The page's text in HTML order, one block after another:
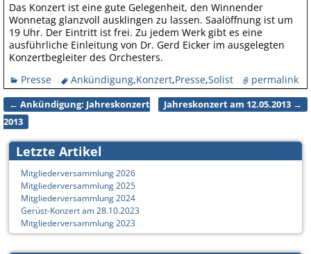
Das Konzert ist eine gute Gelegenheit, den Winnender
Wonnetag glanzvoll ausklingen zu lassen. Saalöffnung ist um
19 Uhr. Der Eintritt ist frei. Zu jedem Werk gibt es eine
ausführliche Einleitung von Dr. Gerd Eicker im ausgelegten
Konzertbegleiter des Orchesters.
Presse
Ankündigung,Konzert,Presse,Solist permalink
Artikelnavigation
← Ankündigung: Jahreskonzert
2013
Jahreskonzert am 12.05.2013 →
Letzte Artikel
Mitgliederversammlung 2026
Mitgliederversammlung 2025
Mitgliederversammlung 2024
Gerüst-Konzert am 28.10.2023
Mitgliederversammlung 2023